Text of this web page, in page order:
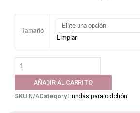
Tamaño
Limpiar
cuadro
cojín
pequeño
de
AÑADIR AL CARRITO
SKU N/ACategory Fundas para colchón